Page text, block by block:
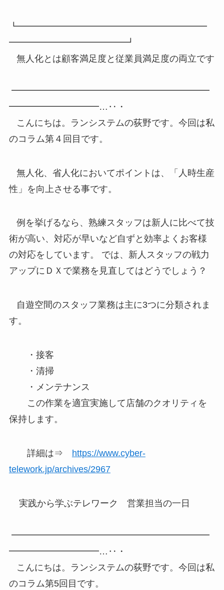
┗━━━━━━━━━━━━━━━━━━━━━
━━━━━━━━━━━━━┛
無人化とは顧客満足度と従業員満足度の両立です
━━━━━━━━━━━━━━━━━━━━━━
━━━━━━━━━━…‥・
こんにちは。ランシステムの荻野です。今回は私
のコラム第４回目です。
無人化、省人化においてポイントは、「人時生産
性」を向上させる事です。
例を挙げるなら、熟練スタッフは新人に比べて技
術が高い、対応が早いなど自ずと効率よくお客様
の対応をしています。 では、新人スタッフの戦力
アップにＤＸで業務を見直してはどうでしょう？
自遊空間のスタッフ業務は主に3つに分類されま
す。
・接客
・清掃
・メンテナンス
この作業を適宜実施して店舗のクオリティを
保持します。
詳細は⇒ https://www.cyber-
telework.jp/archives/2967
実践から学ぶテレワーク 営業担当の一日
━━━━━━━━━━━━━━━━━━━━━━
━━━━━━━━━━…‥・
こんにちは。ランシステムの荻野です。今回は私
のコラム第5回目です。